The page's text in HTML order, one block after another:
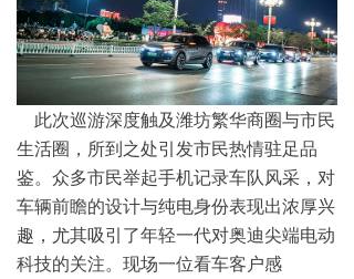
此次巡游深度触及潍坊繁华商圈与市民
生活圈，所到之处引发市民热情驻足品
鉴。众多市民举起手机记录车队风采，对
车辆前瞻的设计与纯电身份表现出浓厚兴
趣，尤其吸引了年轻一代对奥迪尖端电动
科技的关注。现场一位看车客户感